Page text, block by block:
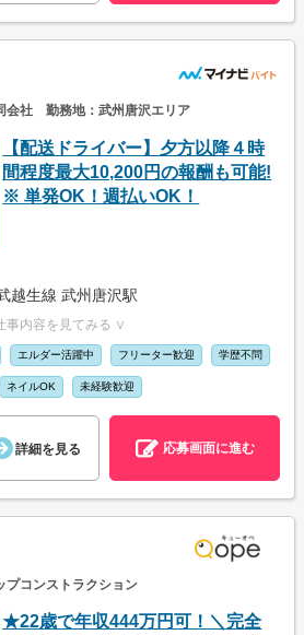
会社 勤務地：武州唐沢エリア
【配送ドライバー】夕方以降４時
間程度最大10,200円の報酬も可能!
※ 単発OK！週払いOK！
越生線 武州唐沢駅
事内容を見てみる ∨
エルダー活躍中 フリーター歓迎 学歴不問
ネイルOK 未経験歓迎
詳細を見る 応募画面に進む
プコンストラクション
★22歳で年収444万円可！＼完全